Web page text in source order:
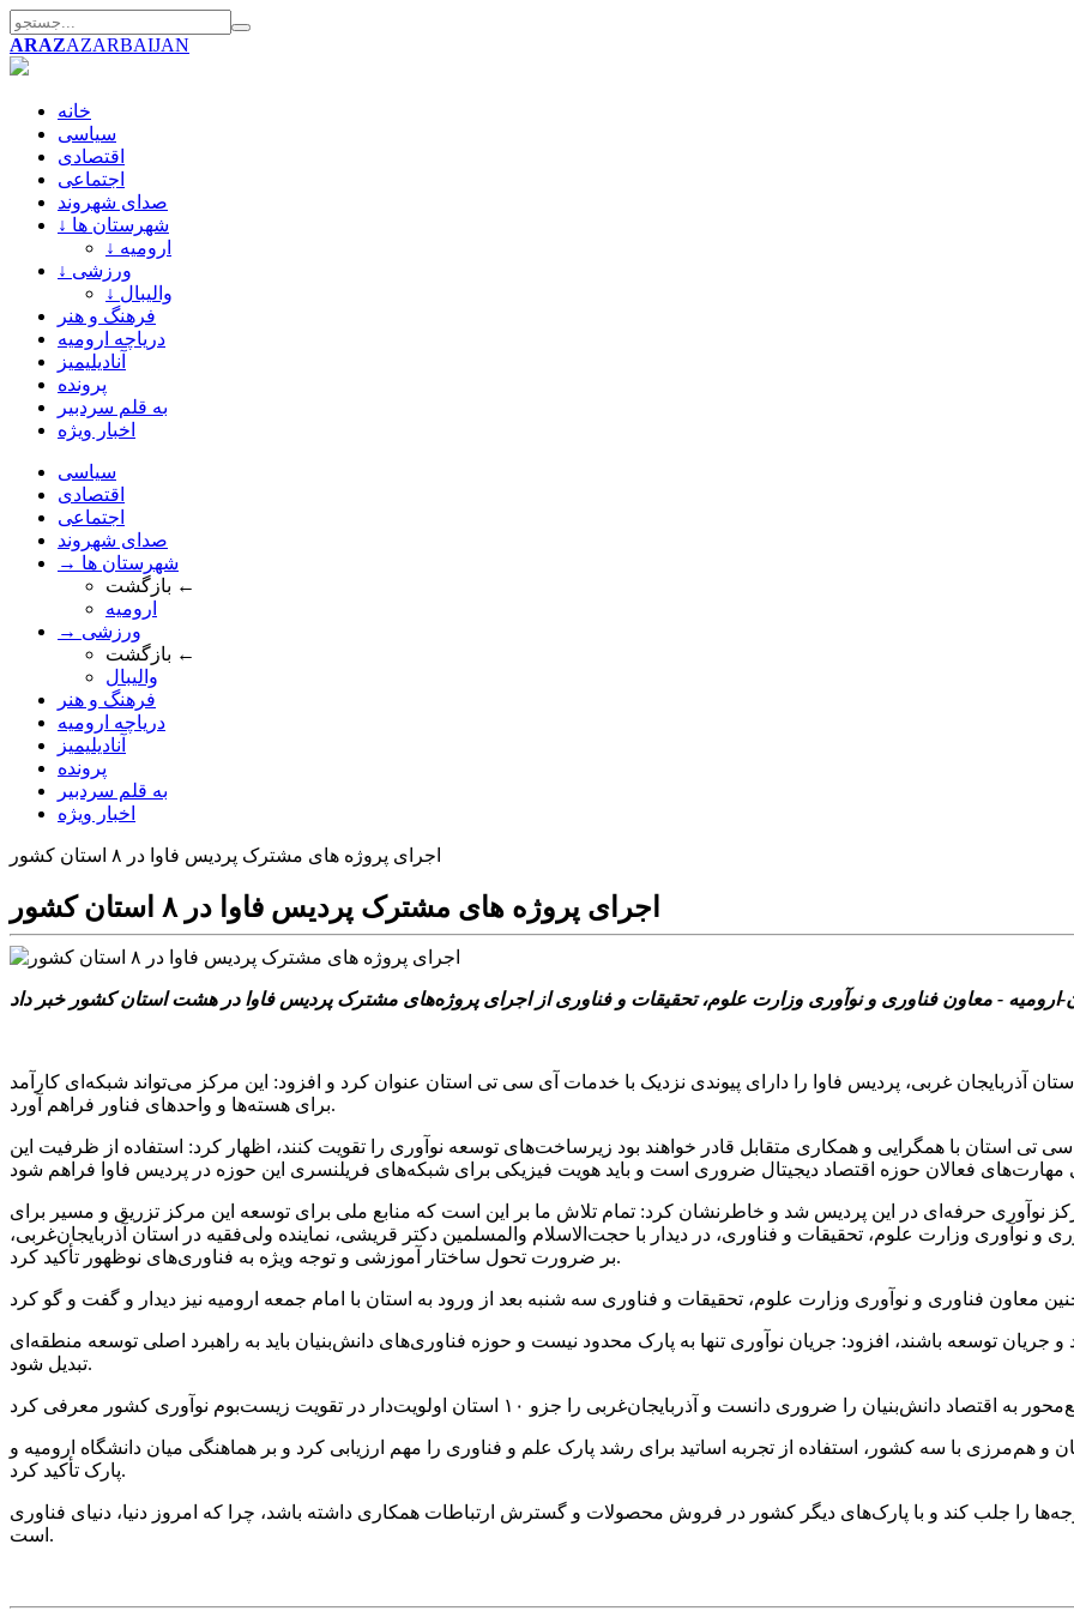
ARAZAZARBAIJAN
خانه
سیاسی
اقتصادی
اجتماعی
صدای شهروند
↓ شهرستان ها
↓ ارومیه
↓ ورزشی
↓ والیبال
فرهنگ و هنر
دریاچه ارومیه
آنادیلیمیز
پرونده
به قلم سردبیر
اخبار ویژه
سیاسی
اقتصادی
اجتماعی
صدای شهروند
→ شهرستان ها
بازگشت ←
ارومیه
→ ورزشی
بازگشت ←
والیبال
فرهنگ و هنر
دریاچه ارومیه
آنادیلیمیز
پرونده
به قلم سردبیر
اخبار ویژه
اجرای پروژه های مشترک پردیس فاوا در ۸ استان کشور
اجرای پروژه های مشترک پردیس فاوا در ۸ استان کشور
آذربایجان غربی، پردیس فاوا را دارای پیوندی نزدیک با خدمات آی سی تی استان عنوان کرد و افزود: این مرکز می‌تواند شبکه‌ای کارآمد
برای هسته‌ها و واحدهای فناور فراهم آورد.
تی استان با همگرایی و همکاری متقابل قادر خواهند بود زیرساخت‌های توسعه نوآوری را تقویت کنند، اظهار کرد: استفاده از ظرفیت این
نوآوری حرفه‌ای در این پردیس شد و خاطرنشان کرد: تمام تلاش ما بر این است که منابع ملی برای توسعه این مرکز تزریق و مسیر برای
نوآوری وزارت علوم، تحقیقات و فناوری، در دیدار با حجت‌الاسلام والمسلمین دکتر قریشی، نماینده ولی‌فقیه در استان آذربایجان‌غربی،
بر ضرورت تحول ساختار آموزشی و توجه ویژه به فناوری‌های نوظهور تأکید کرد.
و جریان توسعه باشند، افزود: جریان نوآوری تنها به پارک محدود نیست و حوزه فناوری‌های دانش‌بنیان باید به راهبرد اصلی توسعه منطقه‌ای
تبدیل شود.
و هم‌مرزی با سه کشور، استفاده از تجربه اساتید برای رشد پارک علم و فناوری را مهم ارزیابی کرد و بر هماهنگی میان دانشگاه ارومیه و
پارک تأکید کرد.
را جلب کند و با پارک‌های دیگر کشور در فروش محصولات و گسترش ارتباطات همکاری داشته باشد، چرا که امروز دنیا، دنیای فناوری
است.